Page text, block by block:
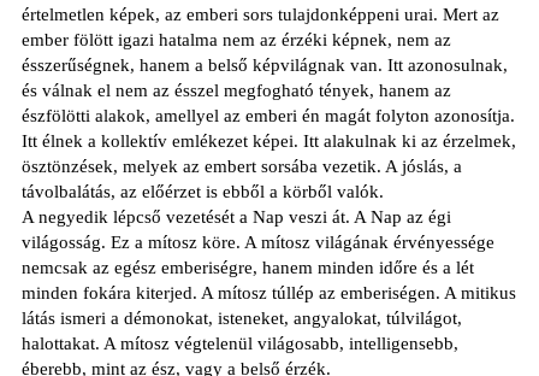
értelmetlen képek, az emberi sors tulajdonképpeni urai. Mert az
ember fölött igazi hatalma nem az érzéki képnek, nem az
ésszerűségnek, hanem a belső képvilágnak van. Itt azonosulnak,
és válnak el nem az ésszel megfogható tények, hanem az
észfölötti alakok, amellyel az emberi én magát folyton azonosítja.
Itt élnek a kollektív emlékezet képei. Itt alakulnak ki az érzelmek,
ösztönzések, melyek az embert sorsába vezetik. A jóslás, a
távolbalátás, az előérzet is ebből a körből valók.
A negyedik lépcső vezetését a Nap veszi át. A Nap az égi
világosság. Ez a mítosz köre. A mítosz világának érvényessége
nemcsak az egész emberiségre, hanem minden időre és a lét
minden fokára kiterjed. A mítosz túllép az emberiségen. A mitikus
látás ismeri a démonokat, isteneket, angyalokat, túlvilágot,
halottakat. A mítosz végtelenül világosabb, intelligensebb,
éberebb, mint az ész, vagy a belső érzék.